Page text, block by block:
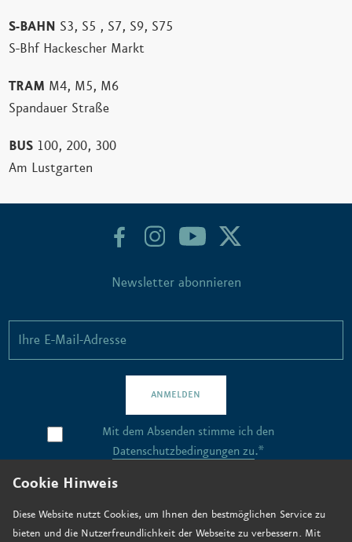
Cookie Hinweis
Diese Website nutzt Cookies, um Ihnen den bestmöglichen Service zu
bieten und die Nutzerfreundlichkeit der Webseite zu verbessern. Mit
S-BAHN S3, S5 , S7, S9, S75
S-Bhf Hackescher Markt
TRAM M4, M5, M6
Spandauer Straße
BUS 100, 200, 300
Am Lustgarten
Newsletter abonnieren
ANMELDEN
Mit dem Absenden stimme ich den
Datenschutzbedingungen zu.*
Kontakt
Stellenangebote